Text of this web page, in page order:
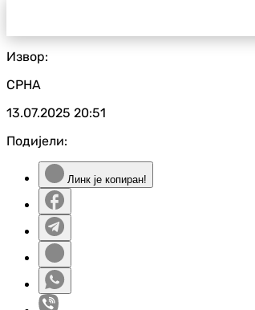
Извор:
СРНА
13.07.2025 20:51
Подијели:
Линк је копиран!